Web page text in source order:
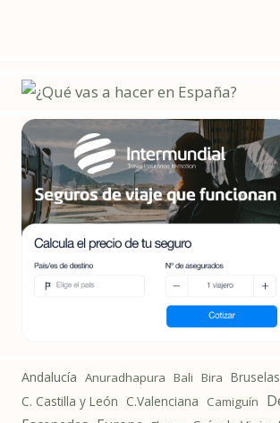
Andalucía Anuradhapura Bali Bira Bruselas
C. Castilla y León C.Valenciana Camiguín